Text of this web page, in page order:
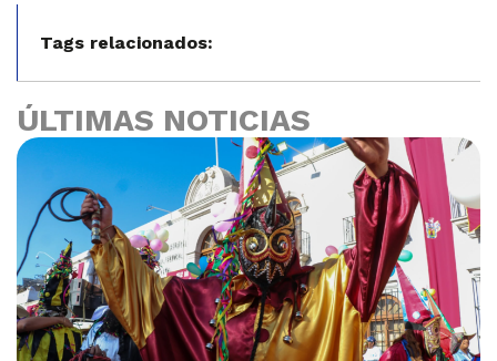
Tags relacionados:
ÚLTIMAS NOTICIAS